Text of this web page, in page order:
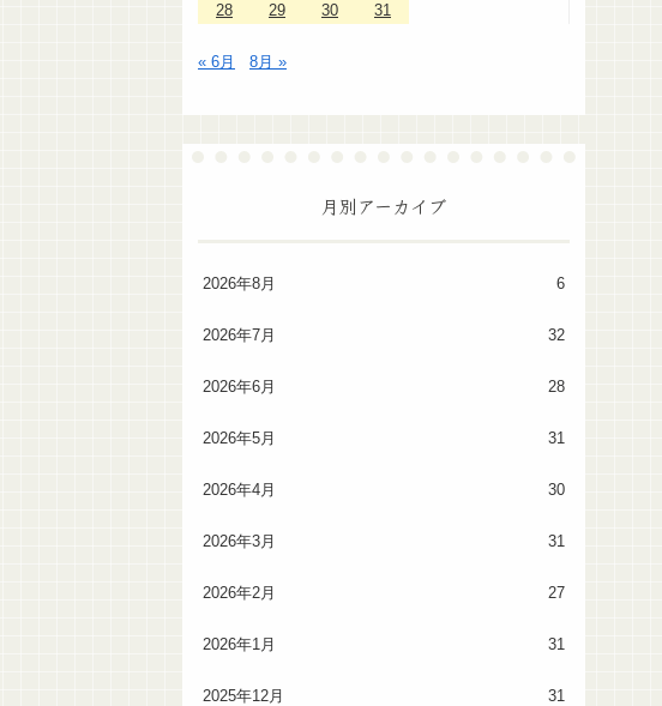
28
29 30 31
« 6月 8月 »
月別アーカイブ
2026年8月 6
2026年7月 32
2026年6月 28
2026年5月 31
2026年4月 30
2026年3月 31
2026年2月 27
2026年1月 31
2025年12月 31